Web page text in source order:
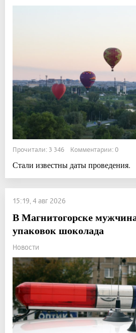
Прочитали: 3 346 Комментарии: 0
Стали известны даты проведения.
15:19, 4 авг 2026
В Магнитогорске
упаковок шоколада
Новости